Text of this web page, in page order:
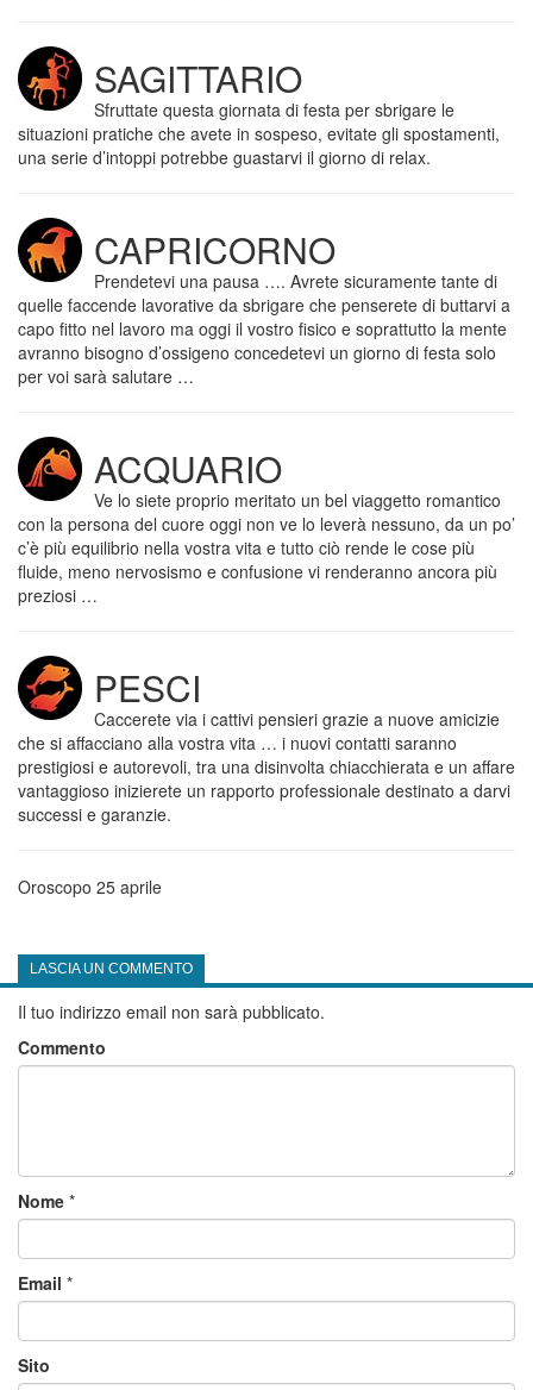
SAGITTARIO
Sfruttate questa giornata di festa per sbrigare le
situazioni pratiche che avete in sospeso, evitate gli spostamenti,
una serie d’intoppi potrebbe guastarvi il giorno di relax.
CAPRICORNO
Prendetevi una pausa …. Avrete sicuramente tante di
quelle faccende lavorative da sbrigare che penserete di buttarvi a
capo fitto nel lavoro ma oggi il vostro fisico e soprattutto la mente
avranno bisogno d’ossigeno concedetevi un giorno di festa solo
per voi sarà salutare …
ACQUARIO
Ve lo siete proprio meritato un bel viaggetto romantico
con la persona del cuore oggi non ve lo leverà nessuno, da un po’
c’è più equilibrio nella vostra vita e tutto ciò rende le cose più
fluide, meno nervosismo e confusione vi renderanno ancora più
preziosi …
PESCI
Caccerete via i cattivi pensieri grazie a nuove amicizie
che si affacciano alla vostra vita … i nuovi contatti saranno
prestigiosi e autorevoli, tra una disinvolta chiacchierata e un affare
vantaggioso inizierete un rapporto professionale destinato a darvi
successi e garanzie.
Oroscopo 25 aprile
LASCIA UN COMMENTO
Il tuo indirizzo email non sarà pubblicato.
Commento
Nome *
Email *
Sito